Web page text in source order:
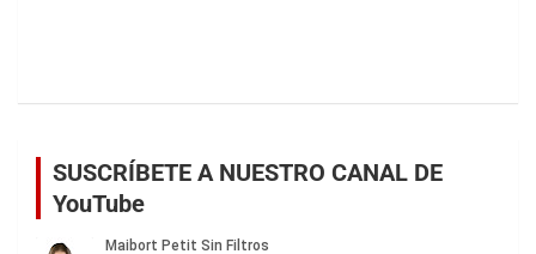
SUSCRÍBETE A NUESTRO CANAL DE
YouTube